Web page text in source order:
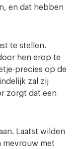
en dat hebben
te stellen.
hen erop te
precies op de
zal zij
zorgt dat een
Laatst wilden
mevrouw met